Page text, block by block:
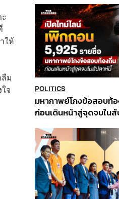
ให้
ม
จ
POLITICS
มหากาพย์โกงข้อสอบท้
ก่อนเดินหน้าสู่จุดจบใน